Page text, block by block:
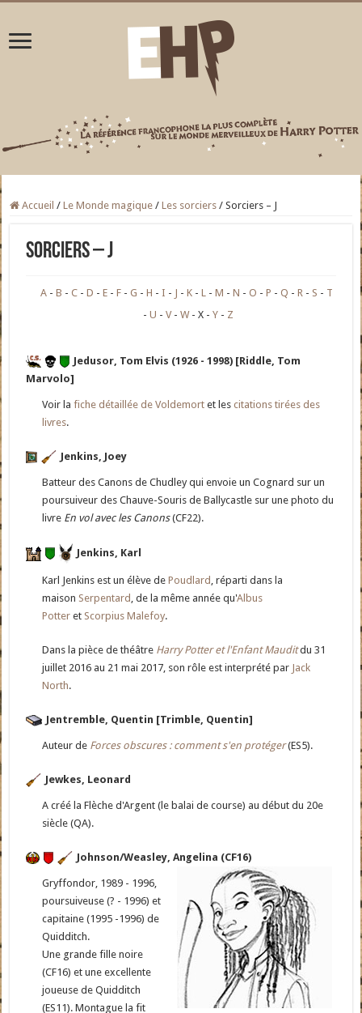
Accueil / Le Monde magique / Les sorciers / Sorciers – J
Sorciers – J
A B C D E F G H I J K L M N O P Q R S
T
U
V W X Y Z
Jedusor, Tom Elvis (1926 - 1998) [Riddle, Tom
Marvolo]
Voir lafiche détaillée de Voldemort et lescitations tirées des
livres.
Jenkins, Joey
Batteur des Canons de Chudley qui envoie un Cognard sur un
poursuiveur des Chauve-Souris de Ballycastle sur une photo du
livre En vol avec les Canons(CF22).
Jenkins, Karl
Karl Jenkins est un élève dePoudlard , réparti dans la
maison Serpentard , de la même année qu'Albus
Potter et Scorpius Malefoy.
Dans la pièce de théâtre Harry Potter et l'Enfant Mauditdu 31
juillet 2016 au 21 mai 2017, son rôle est interprété par Jack
North.
Jentremble, Quentin [Trimble, Quentin]
Auteur de Forces obscures : comment s'en protéger(ES5).
Jewkes, Leonard
A créé la Flèche d'Argent (le balai de course) au début du 20e
siècle (QA).
Johnson/Weasley, Angelina (CF16)
Gryffondor, 1989 - 1996,
poursuiveuse (? - 1996) et
capitaine (1995 -1996) de
Quidditch.
Une grande fille noire
(CF16) et une excellente
joueuse de Quidditch
(ES11). Montague la fit